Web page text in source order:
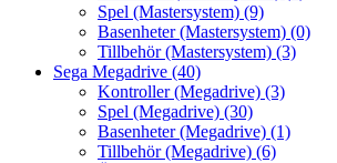
Spel (Mastersystem) (9)
Basenheter (Mastersystem) (0)
Tillbehör (Mastersystem) (3)
Sega Megadrive (40)
Kontroller (Megadrive) (3)
Spel (Megadrive) (30)
Basenheter (Megadrive) (1)
Tillbehör (Megadrive) (6)